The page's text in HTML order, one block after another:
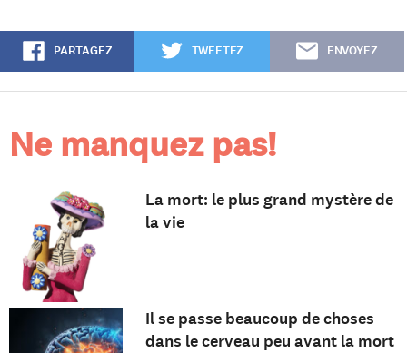
PARTAGEZ TWEETEZ ENVOYEZ
Ne manquez pas!
La mort: le plus grand mystère de
la vie
Il se passe beaucoup de choses
dans le cerveau peu avant la mort